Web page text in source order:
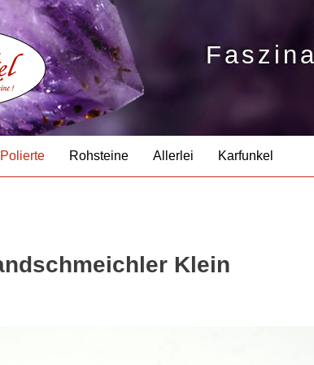
Polierte Rohsteine Allerlei Karfunkel
Klein